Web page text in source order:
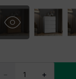
＋
－